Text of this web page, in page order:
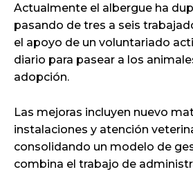
Actualmente el albergue ha
pasando de tres a seis
el apoyo de un voluntariado
diario para pasear a los
adopción.
Las mejoras incluyen nuevo
instalaciones y atención
consolidando un modelo de
combina el trabajo de